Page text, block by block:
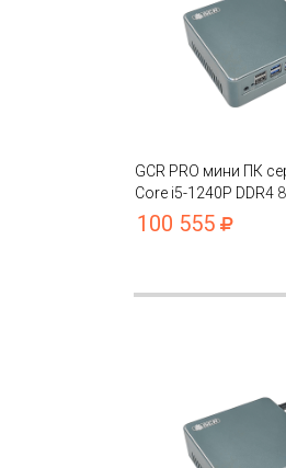
GCR PRO мини ПК
Core i5-1240P DDR4
256GB Intel UHD
100 555